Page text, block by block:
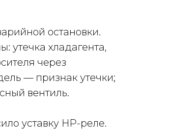
остановки.
утечка хладагента,
через
— признак утечки;
вентиль.
уставку HP-реле.